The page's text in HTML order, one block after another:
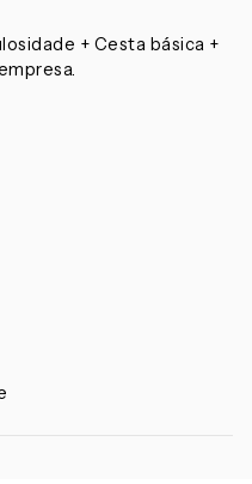
+ Cesta básica +